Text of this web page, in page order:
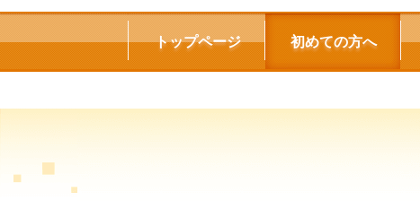
トップページ 初めての方へ